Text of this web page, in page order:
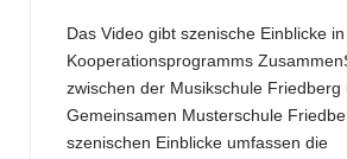
Das Video gibt szenische Einblicke
Kooperationsprogramms
zwischen der Musikschule Friedberg
Gemeinsamen Musterschule
szenischen Einblicke umfassen die